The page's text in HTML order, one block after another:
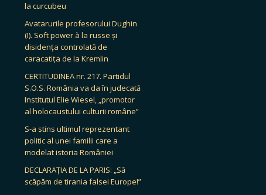
la curcubeu
Avatarurile profesorului Dughin
(I). Soft power à la russe și
disidența controlată de
caracatița de la Kremlin
CERTITUDINEA nr. 217. Partidul
S.O.S. România va da în judecată
Institutul Elie Wiesel, „promotor
al holocaustului culturii române”
S-a stins ultimul reprezentant
politic al unei familii care a
modelat istoria României
DECLARAȚIA DE LA PARIS: „Să
scăpăm de tirania falsei Europe!”